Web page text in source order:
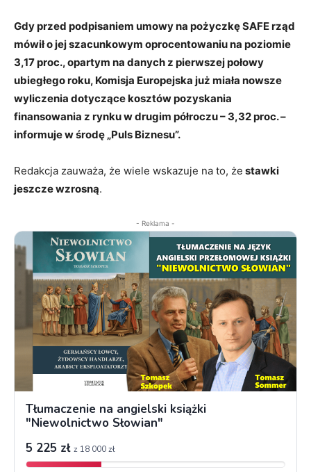
Gdy przed podpisaniem umowy na pożyczkę SAFE rząd
mówił o jej szacunkowym oprocentowaniu na poziomie
3,17 proc., opartym na danych z pierwszej połowy
ubiegłego roku, Komisja Europejska już miała nowsze
wyliczenia dotyczące kosztów pozyskania
finansowania z rynku w drugim półroczu – 3,32 proc. –
informuje w środę „Puls Biznesu”.
Redakcja zauważa, że wiele wskazuje na to, że stawki
jeszcze wzrosną.
- Reklama -